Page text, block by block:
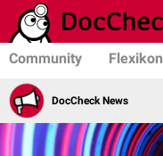
Community Flexikon
DocCheck News